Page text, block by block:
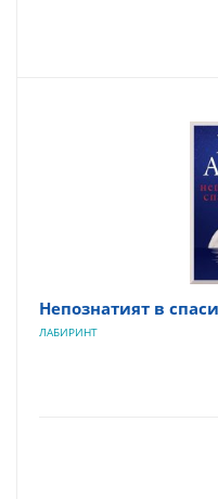
Непознатият в
ЛАБИРИНТ